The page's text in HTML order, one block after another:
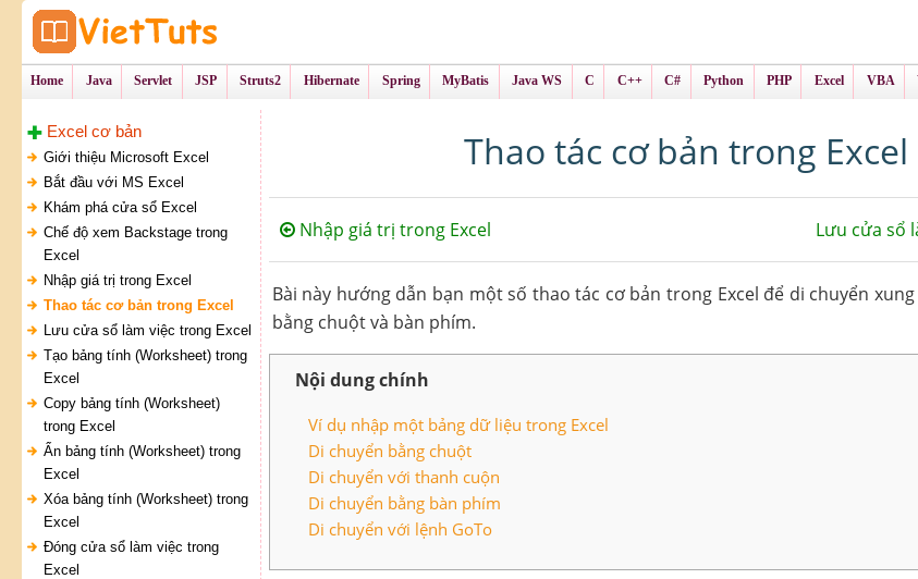
Home Java Servlet JSP Struts2 Hibernate Spring MyBatis Java WS C C++ C# Python PHP Excel VBA
Excel cơ bản
Giới thiệu Microsoft Excel
Bắt đầu với MS Excel
Khám phá cửa sổ Excel
Chế độ xem Backstage trong
Excel
Nhập giá trị trong Excel
Thao tác cơ bản trong Excel
Lưu cửa sổ làm việc trong Excel
Tạo bảng tính (Worksheet) trong
Excel
Copy bảng tính (Worksheet)
trong Excel
Ẩn bảng tính (Worksheet) trong
Excel
Xóa bảng tính (Worksheet) trong
Excel
Đóng cửa sổ làm việc trong
Excel
Thao tác cơ bản trong Excel
Nhập giá trị trong Excel Lưu cửa sổ
Bài này hướng dẫn bạn một số thao tác cơ bản trong Excel để di chuyển
bằng chuột và bàn phím.
Nội dung chính
Ví dụ nhập một bảng dữ liệu trong Excel
Di chuyển bằng chuột
Di chuyển với thanh cuộn
Di chuyển bằng bàn phím
Di chuyển với lệnh GoTo